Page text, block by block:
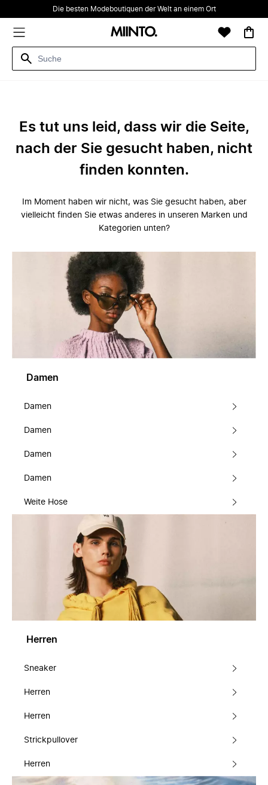
Die besten Modeboutiquen der Welt an einem Ort
Es tut uns leid, dass wir die Seite,
nach der Sie gesucht haben, nicht
finden konnten.
Im Moment haben wir nicht, was Sie gesucht haben, aber
vielleicht finden Sie etwas anderes in unseren Marken und
Kategorien unten?
Damen
Damen
Damen
Damen
Damen
Weite Hose
Herren
Sneaker
Herren
Herren
Strickpullover
Herren